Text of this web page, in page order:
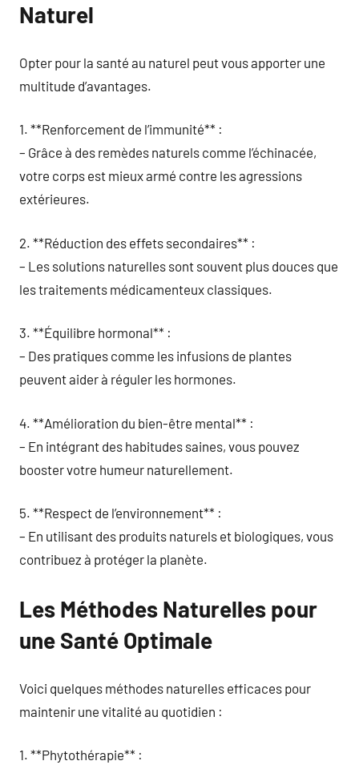
Naturel
Opter pour la santé au naturel peut vous apporter une
multitude d’avantages.
1. **Renforcement de l’immunité** :
– Grâce à des remèdes naturels comme l’échinacée,
votre corps est mieux armé contre les agressions
extérieures.
2. **Réduction des effets secondaires** :
– Les solutions naturelles sont souvent plus douces que
les traitements médicamenteux classiques.
3. **Équilibre hormonal** :
– Des pratiques comme les infusions de plantes
peuvent aider à réguler les hormones.
4. **Amélioration du bien-être mental** :
– En intégrant des habitudes saines, vous pouvez
booster votre humeur naturellement.
5. **Respect de l’environnement** :
– En utilisant des produits naturels et biologiques, vous
contribuez à protéger la planète.
Les Méthodes Naturelles pour
une Santé Optimale
Voici quelques méthodes naturelles efficaces pour
maintenir une vitalité au quotidien :
1. **Phytothérapie** :